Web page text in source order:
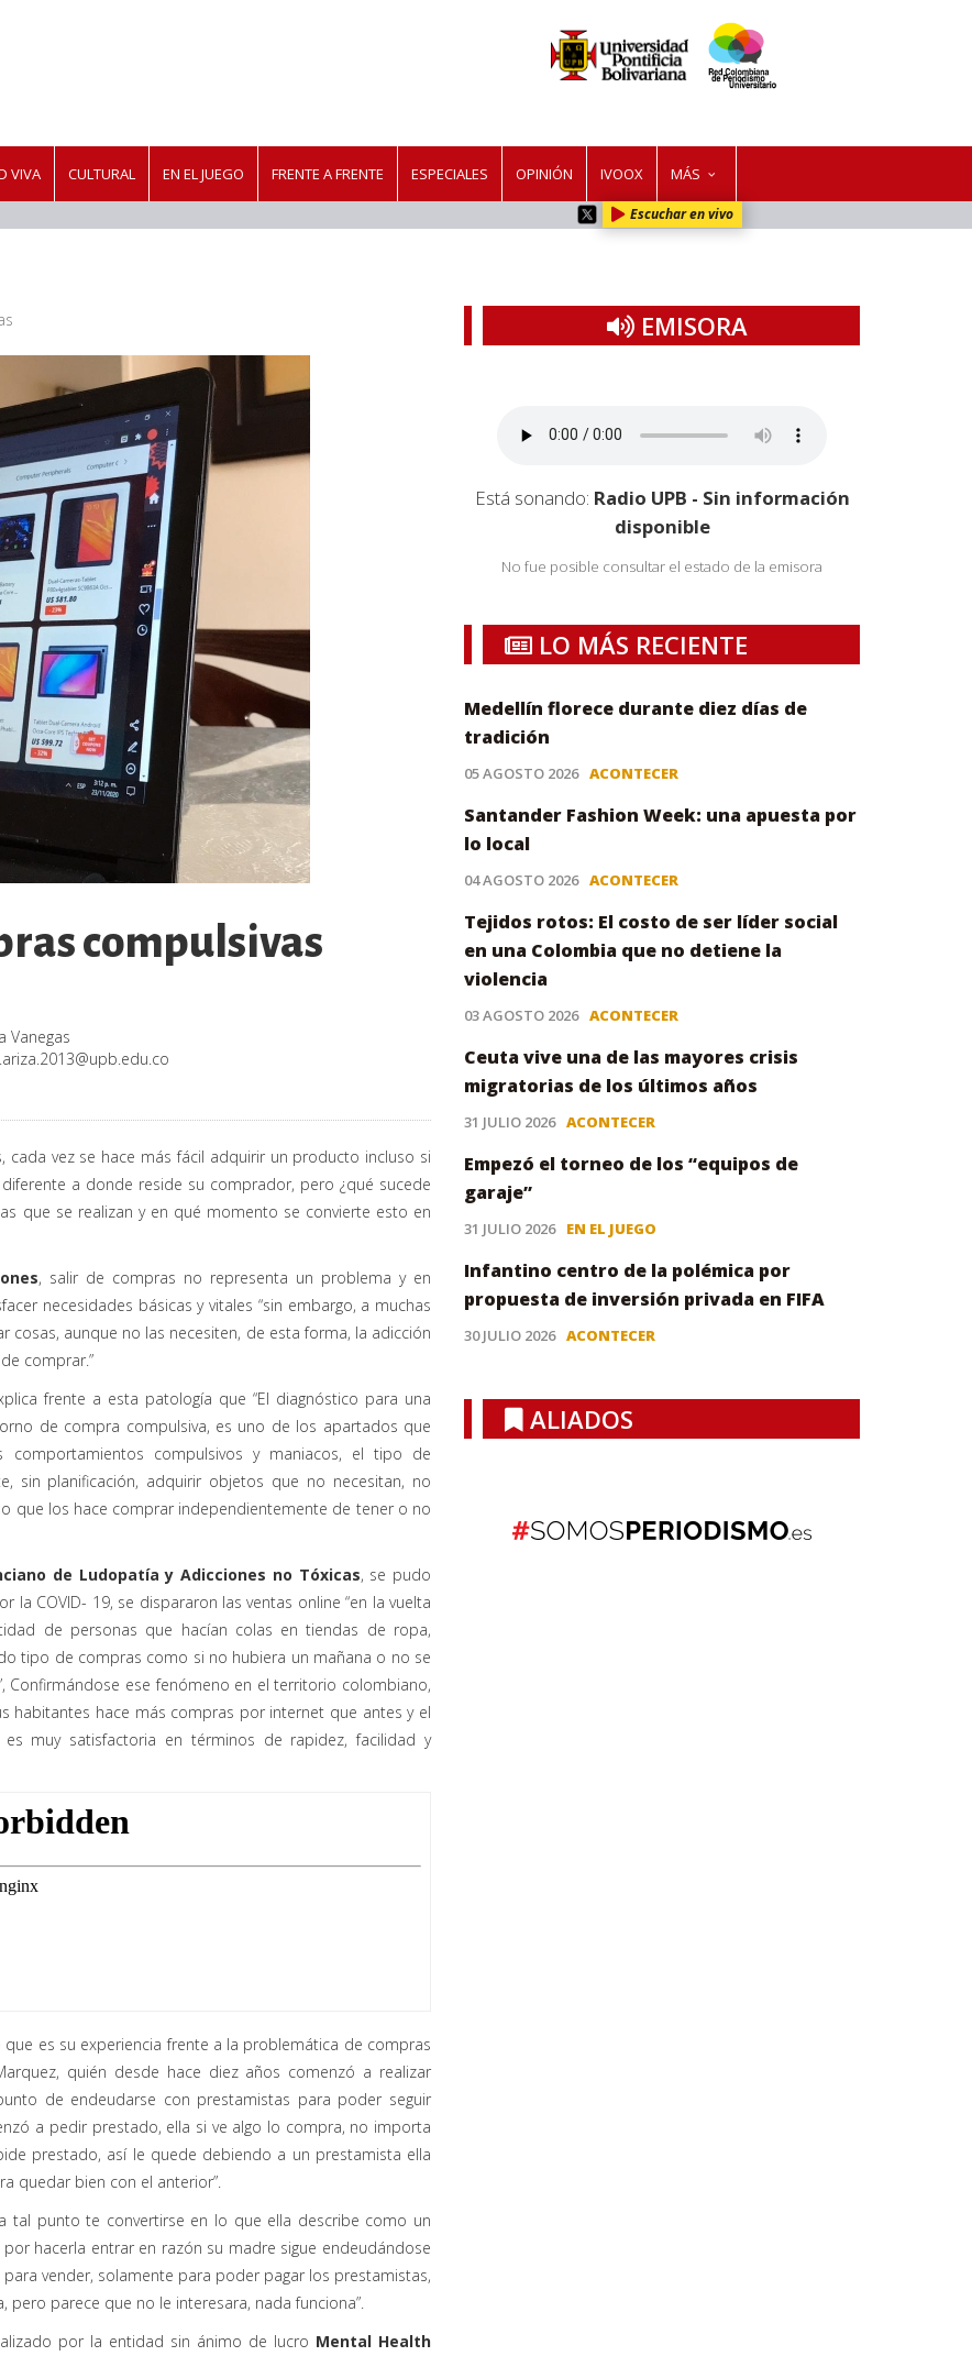
VIVA CULTURAL EN EL JUEGO FRENTE A FRENTE ESPECIALES OPINIÓN IVOOX MÁS
Escuchar en vivo
compulsivas
Vanegas
cada vez se hace más fácil adquirir un producto incluso si
a donde reside su comprador, pero ¿qué sucede
que se realizan y en qué momento se convierte esto en
, salir de compras no representa un problema y en
necesidades básicas y vitales “sin embargo, a muchas
aunque no las necesiten, de esta forma, la adicción
comprar.”
frente a esta patología que “El diagnóstico para una
de compra compulsiva, es uno de los apartados que
compulsivos y maniacos, el tipo de
sin planificación, adquirir objetos que no necesitan, no
que los hace comprar independientemente de tener o no
de Ludopatía y Adicciones no Tóxicas, se pudo
COVID- 19, se dispararon las ventas online “en la vuelta
de personas que hacían colas en tiendas de ropa,
tipo de compras como si no hubiera un mañana o no se
Confirmándose ese fenómeno en el territorio colombiano,
habitantes hace más compras por internet que antes y el
muy satisfactoria en términos de rapidez, facilidad y
es su experiencia frente a la problemática de compras
quién desde hace diez años comenzó a realizar
de endeudarse con prestamistas para poder seguir
a pedir prestado, ella si ve algo lo compra, no importa
prestado, así le quede debiendo a un prestamista ella
quedar bien con el anterior”.
tal punto te convertirse en lo que ella describe como un
hacerla entrar en razón su madre sigue endeudándose
vender, solamente para poder pagar los prestamistas,
parece que no le interesara, nada funciona”.
por la entidad sin ánimo de lucro Mental Health
EMISORA
Está sonando: Radio UPB - Sin información
disponible
No fue posible consultar el estado de la emisora
LO MÁS RECIENTE
Medellín florece durante diez días de
tradición
05 AGOSTO 2026 ACONTECER
Santander Fashion Week: una apuesta por
lo local
04 AGOSTO 2026 ACONTECER
Tejidos rotos: El costo de ser líder social
en una Colombia que no detiene la
violencia
03 AGOSTO 2026 ACONTECER
Ceuta vive una de las mayores crisis
migratorias de los últimos años
31 JULIO 2026 ACONTECER
Empezó el torneo de los “equipos de
garaje”
31 JULIO 2026 EN EL JUEGO
Infantino centro de la polémica por
propuesta de inversión privada en FIFA
30 JULIO 2026 ACONTECER
ALIADOS